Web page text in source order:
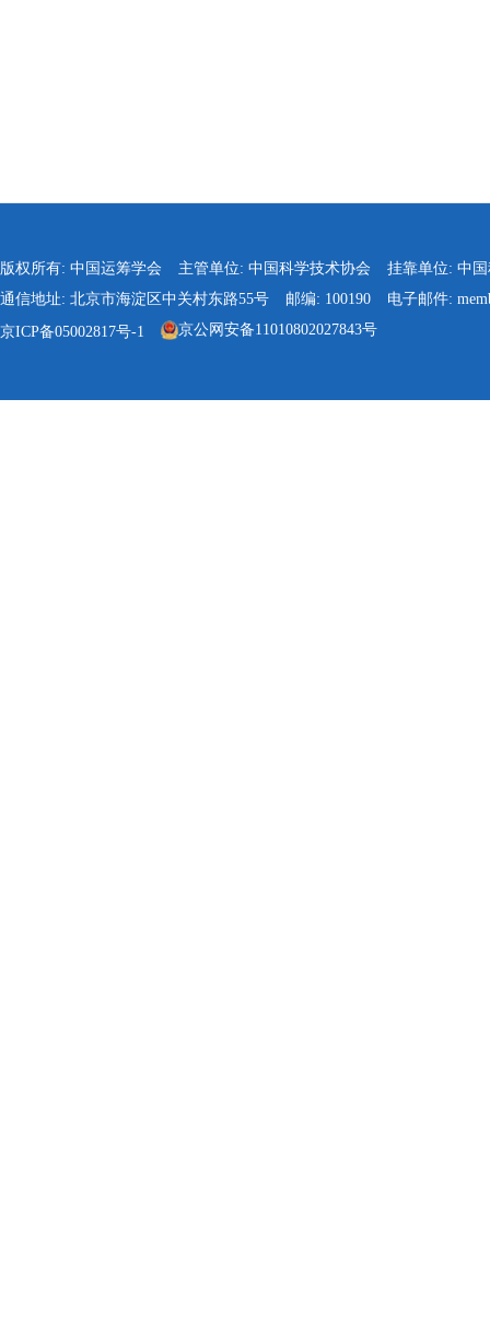
版权所有: 中国运筹学会 主管单位: 中国科学技术协会
挂靠单位: 中
通信地址: 北京市海淀区中关村东路55号
邮编: 100190 电子邮件:
京ICP备05002817号-1 京公网安备11010802027843号